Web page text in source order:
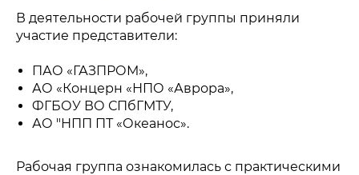
В деятельности рабочей группы приняли
участие представители:
ПАО «ГАЗПРОМ»,
АО «Концерн «НПО «Аврора»,
ФГБОУ ВО СПбГМТУ,
АО "НПП ПТ «Океанос».
Рабочая группа ознакомилась с практическими